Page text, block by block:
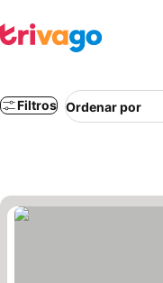
Filtros Ordenar por